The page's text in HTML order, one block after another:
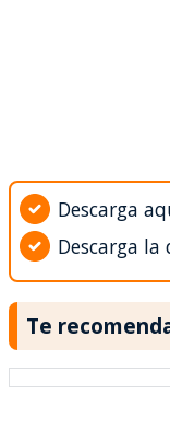
Descarga
Descarga la
Te